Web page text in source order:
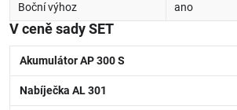
Boční výhoz ano
V ceně sady SET
Akumulátor AP 300 S
Nabíječka AL 301